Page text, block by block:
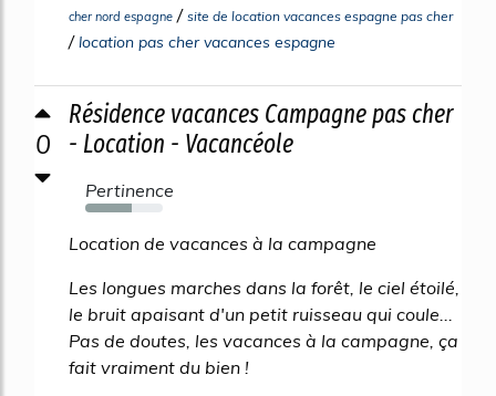
cher nord espagne / site de location vacances espagne pas cher
/location pas cher vacances espagne
0
Résidence vacances Campagne pas cher
- Location - Vacancéole
Pertinence
60%
Location de vacances à la campagne
Les longues marches dans la forêt, le ciel étoilé,
le bruit apaisant d'un petit ruisseau qui coule...
Pas de doutes, les vacances à la campagne, ça
fait vraiment du bien !